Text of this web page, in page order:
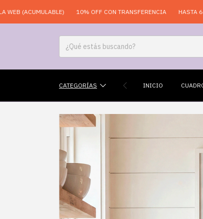
10% OFF CON TRANSFERENCIA HASTA 6 CUOTAS
CATEGORÍAS INICIO